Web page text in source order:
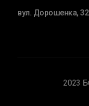
вул. Дорошенка, 32
2023